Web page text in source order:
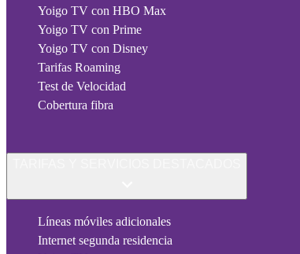
Yoigo TV con HBO Max
Yoigo TV con Prime
Yoigo TV con Disney
Tarifas Roaming
Test de Velocidad
Cobertura fibra
Líneas móviles adicionales
Internet segunda residencia